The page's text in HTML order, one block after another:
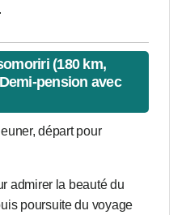
.
(180 km,
pension avec
départ pour
admirer la beauté du
poursuite du voyage